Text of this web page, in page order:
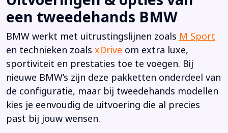
een tweedehands BMW
BMW werkt met uitrustingslijnen zoals M Sport
en technieken zoals xDrive om extra luxe,
sportiviteit en prestaties toe te voegen. Bij
nieuwe BMW’s zijn deze pakketten onderdeel van
de configuratie, maar bij tweedehands modellen
kies je eenvoudig de uitvoering die al precies
past bij jouw wensen.